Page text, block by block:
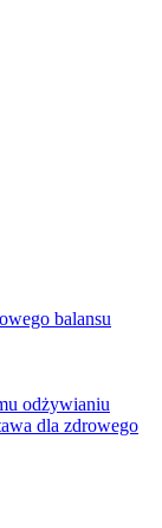
balansu
odżywianiu
dla zdrowego